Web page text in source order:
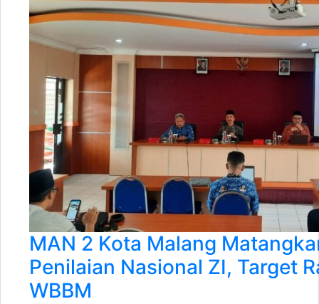
MAN 2 Kota Malang
Penilaian Nasional ZI, Target
WBBM